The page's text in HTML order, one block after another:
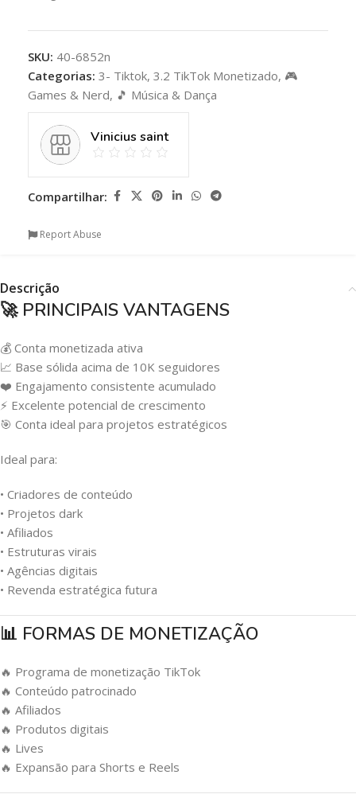
SKU: 40-6852n
Categorias: 3- Tiktok, 3.2 TikTok Monetizado, 🎮
Games & Nerd, 🎵 Música & Dança
Vinicius saint
Compartilhar:
Report Abuse
Descrição
🚀 PRINCIPAIS VANTAGENS
💰 Conta monetizada ativa
📈 Base sólida acima de 10K seguidores
❤️ Engajamento consistente acumulado
⚡ Excelente potencial de crescimento
🎯 Conta ideal para projetos estratégicos
Ideal para:
• Criadores de conteúdo
• Projetos dark
• Afiliados
• Estruturas virais
• Agências digitais
• Revenda estratégica futura
📊 FORMAS DE MONETIZAÇÃO
🔥 Programa de monetização TikTok
🔥 Conteúdo patrocinado
🔥 Afiliados
🔥 Produtos digitais
🔥 Lives
🔥 Expansão para Shorts e Reels